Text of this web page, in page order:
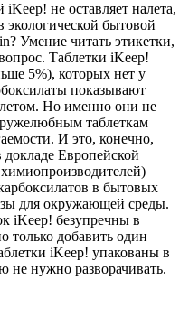
не оставляет налета,
бытовой
Умение читать этикетки,
Таблетки iKeep!
5%), которых нет у
показывают
Но именно они не
таблеткам
И это, конечно,
Европейской
в бытовых
для окружающей среды.
iKeep! безупречны в
только добавить один
iKeep! упакованы в
не нужно разворачивать.